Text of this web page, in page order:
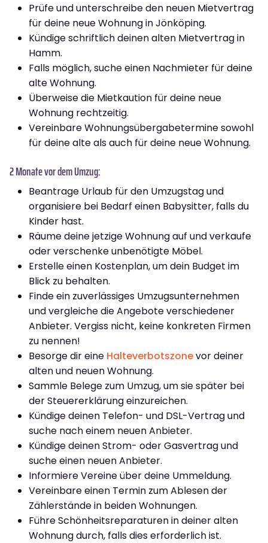
Prüfe und unterschreibe den neuen Mietvertrag
für deine neue Wohnung in Jönköping.
Kündige schriftlich deinen alten Mietvertrag in
Hamm.
Falls möglich, suche einen Nachmieter für deine
alte Wohnung.
Überweise die Mietkaution für deine neue
Wohnung rechtzeitig.
Vereinbare Wohnungsübergabetermine sowohl
für deine alte als auch für deine neue Wohnung.
2 Monate vor dem Umzug:
Beantrage Urlaub für den Umzugstag und
organisiere bei Bedarf einen Babysitter, falls du
Kinder hast.
Räume deine jetzige Wohnung auf und verkaufe
oder verschenke unbenötigte Möbel.
Erstelle einen Kostenplan, um dein Budget im
Blick zu behalten.
Finde ein zuverlässiges Umzugsunternehmen
und vergleiche die Angebote verschiedener
Anbieter. Vergiss nicht, keine konkreten Firmen
zu nennen!
Besorge dir eine Halteverbotszonevor deiner
alten und neuen Wohnung.
Sammle Belege zum Umzug, um sie später bei
der Steuererklärung einzureichen.
Kündige deinen Telefon- und DSL-Vertrag und
suche nach einem neuen Anbieter.
Kündige deinen Strom- oder Gasvertrag und
suche einen neuen Anbieter.
Informiere Vereine über deine Ummeldung.
Vereinbare einen Termin zum Ablesen der
Zählerstände in beiden Wohnungen.
Führe Schönheitsreparaturen in deiner alten
Wohnung durch, falls dies erforderlich ist.